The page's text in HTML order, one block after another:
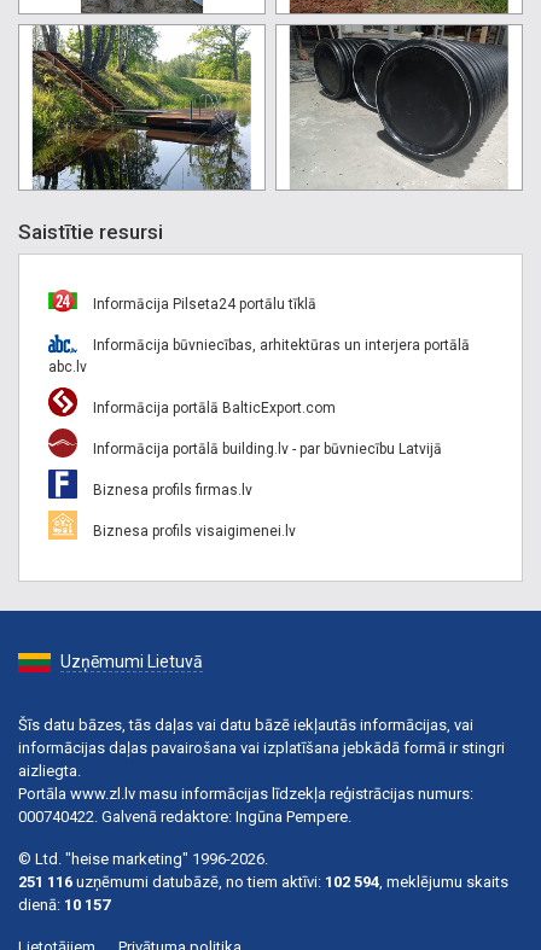
Saistītie resursi
Informācija Pilseta24 portālu tīklā
Informācija būvniecības, arhitektūras un interjera portālā
abc.lv
Informācija portālā BalticExport.com
Informācija portālā building.lv - par būvniecību Latvijā
Biznesa profils firmas.lv
Biznesa profils visaigimenei.lv
Uzņēmumi Lietuvā
Šīs datu bāzes, tās daļas vai datu bāzē iekļautās informācijas, vai
informācijas daļas pavairošana vai izplatīšana jebkādā formā ir stingri
aizliegta.
Portāla www.zl.lv masu informācijas līdzekļa reģistrācijas numurs:
000740422. Galvenā redaktore: Ingūna Pempere.
© Ltd. "heise marketing" 1996-2026.
251 116 uzņēmumi datubāzē, no tiem aktīvi: 102 594 , meklējumu skaits
dienā: 10 157
Lietotājiem Privātuma politika